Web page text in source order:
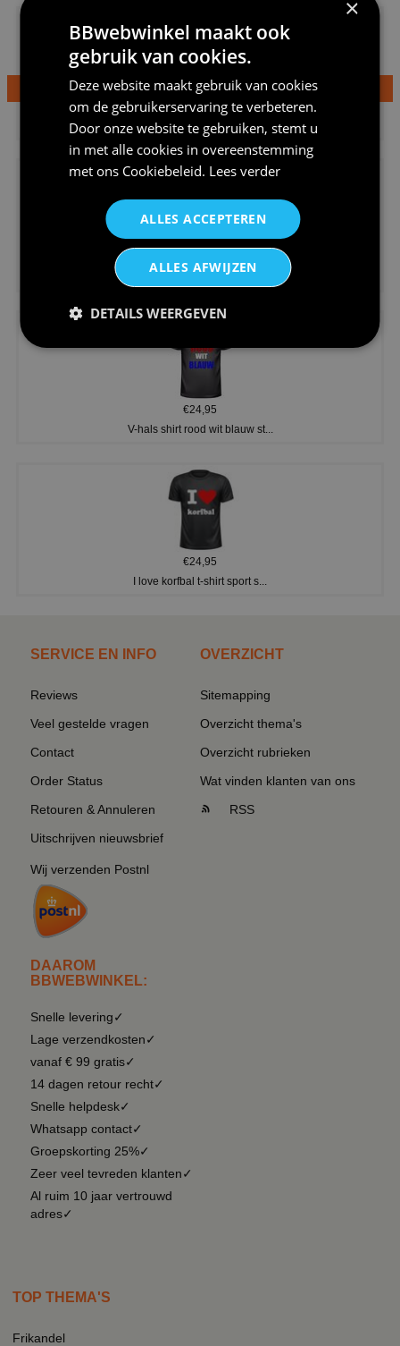
€24,95
Dames v hals t-shirt prinses v...
Koningsdag shirt heren v-hals ...
€24,95
V-hals shirt rood wit blauw st...
€24,95
I love korfbal t-shirt sport s...
SERVICE EN INFO
Reviews
Veel gestelde vragen
Contact
Order Status
Retouren & Annuleren
Uitschrijven nieuwsbrief
Wij verzenden Postnl
DAAROM
BBWEBWINKEL:
Snelle levering✓
Lage verzendkosten✓
vanaf € 99 gratis✓
14 dagen retour recht✓
Snelle helpdesk✓
Whatsapp contact✓
Groepskorting 25%✓
Zeer veel tevreden klanten✓
Al ruim 10 jaar vertrouwd
adres✓
OVERZICHT
Sitemapping
Overzicht thema's
Overzicht rubrieken
Wat vinden klanten van ons
RSS
TOP THEMA'S
Frikandel
×
BBwebwinkel maakt ook
gebruik van cookies.
Deze website maakt gebruik van cookies
om de gebruikerservaring te verbeteren.
Door onze website te gebruiken, stemt u
in met alle cookies in overeenstemming
met ons Cookiebeleid. Lees verder
ALLES ACCEPTEREN
ALLES AFWIJZEN
DETAILS WEERGEVEN